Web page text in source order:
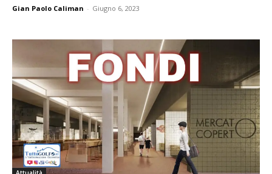
Gian Paolo Caliman - Giugno 6, 2023